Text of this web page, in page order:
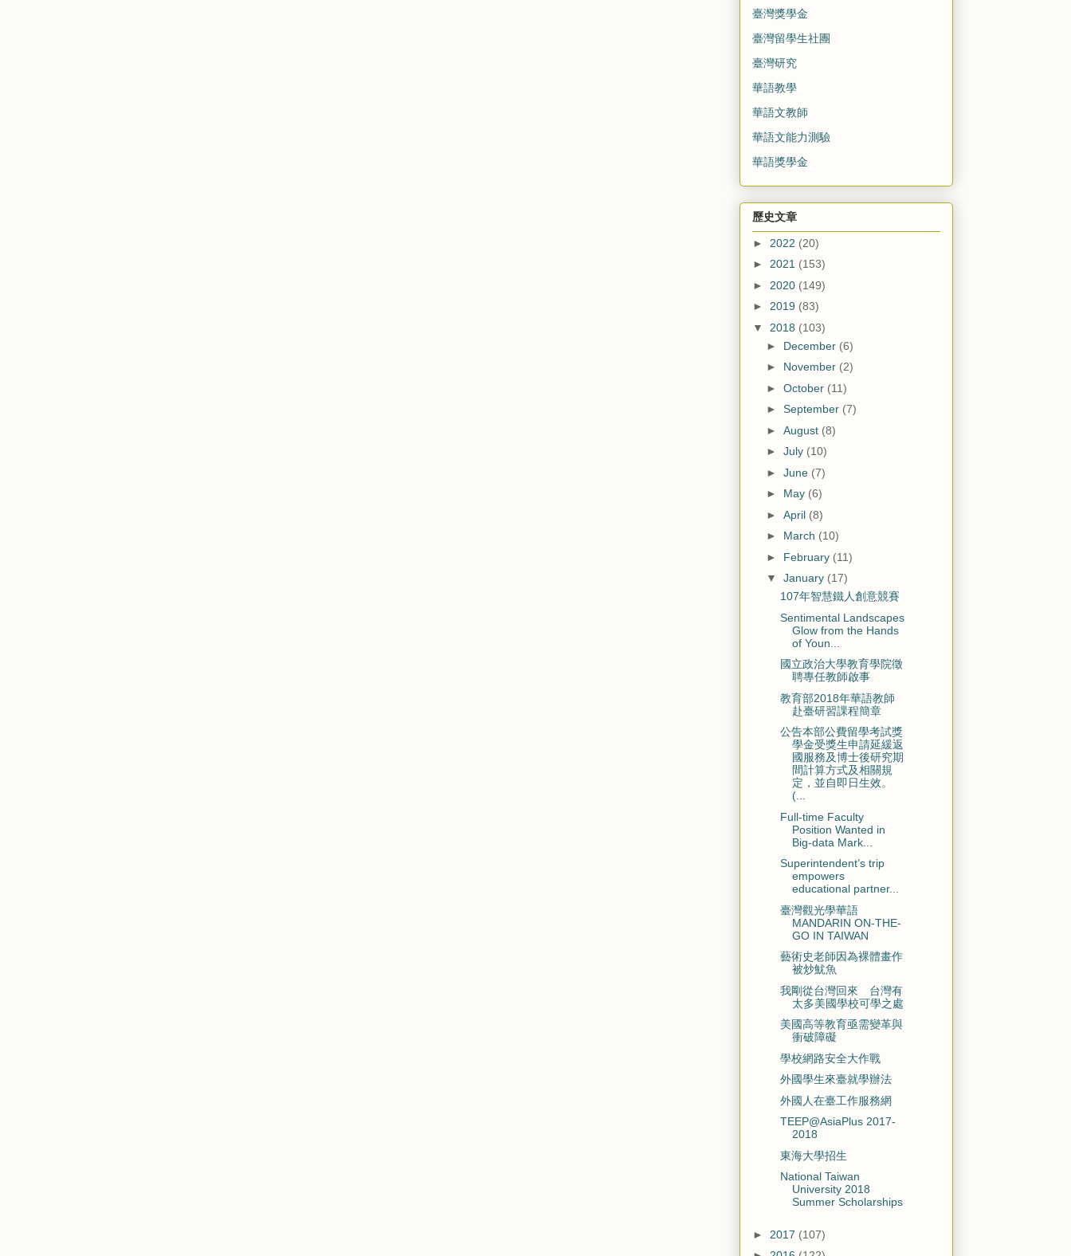
臺灣獎學金
臺灣留學生社團
臺灣研究
華語教學
華語文教師
華語文能力測驗
華語獎學金
歷史文章
► 2022 (20)
► 2021 (153)
► 2020 (149)
► 2019 (83)
▼ 2018 (103)
► December (6)
► November (2)
► October (11)
► September (7)
► August (8)
► July (10)
► June (7)
► May (6)
► April (8)
► March (10)
► February (11)
▼ January (17)
107年智慧鐵人創意競賽
Sentimental Landscapes
Glow from the Hands
of Youn...
國立政治大學教育學院徵
聘專任教師啟事
教育部2018年華語教師
赴臺研習課程簡章
公告本部公費留學考試獎
學金受獎生申請延緩返
國服務及博士後研究期
間計算方式及相關規
定，並自即日生效。
(...
Full-time Faculty
Position Wanted in
Big-data Mark...
Superintendent’s trip
empowers
educational partner...
臺灣觀光學華語
MANDARIN ON-THE-
GO IN TAIWAN
藝術史老師因為裸體畫作
被炒魷魚
我剛從台灣回來 台灣有
太多美國學校可學之處
美國高等教育亟需變革與
衝破障礙
學校網路安全大作戰
外國學生來臺就學辦法
外國人在臺工作服務網
TEEP@AsiaPlus 2017-
2018
東海大學招生
National Taiwan
University 2018
Summer Scholarships
► 2017 (107)